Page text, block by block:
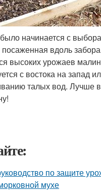
начинается с выбора
вдоль
высоких урожаев
с востока на запад
талых вод. Лучше
по защите
мухе